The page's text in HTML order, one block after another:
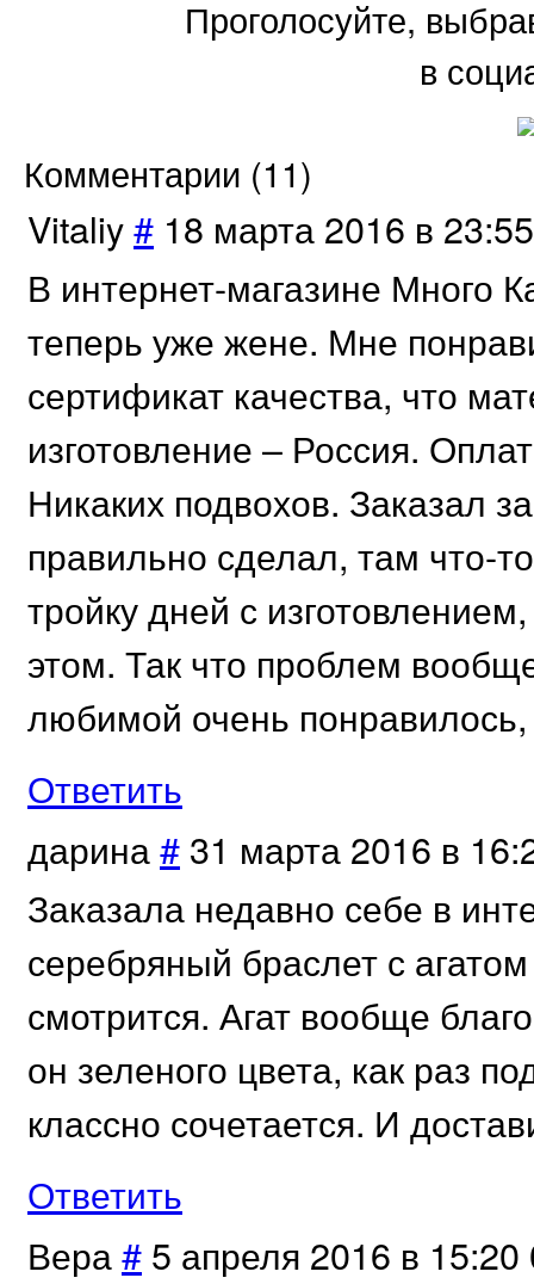
Проголосуйте,
в
Комментарии (11)
Vitaliy# 18 марта 2016 в 23:55
В интернет-магазине Много
теперь уже жене. Мне
сертификат качества, что
изготовление – Россия.
Никаких подвохов. Заказал
правильно сделал, там что-
тройку дней с
этом. Так что проблем
любимой очень
Ответить
дарина# 31 марта 2016 в
Заказала недавно себе в
серебряный браслет с
смотрится. Агат вообще
он зеленого цвета, как раз
классно сочетается. И
Ответить
Вера# 5 апреля 2016 в 15:20